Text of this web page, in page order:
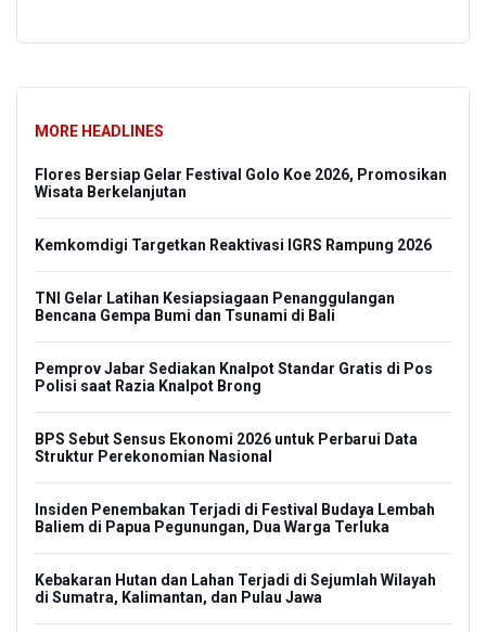
MORE HEADLINES
Flores Bersiap Gelar Festival Golo Koe 2026, Promosikan
Wisata Berkelanjutan
Kemkomdigi Targetkan Reaktivasi IGRS Rampung 2026
TNI Gelar Latihan Kesiapsiagaan Penanggulangan
Bencana Gempa Bumi dan Tsunami di Bali
Pemprov Jabar Sediakan Knalpot Standar Gratis di Pos
Polisi saat Razia Knalpot Brong
BPS Sebut Sensus Ekonomi 2026 untuk Perbarui Data
Struktur Perekonomian Nasional
Insiden Penembakan Terjadi di Festival Budaya Lembah
Baliem di Papua Pegunungan, Dua Warga Terluka
Kebakaran Hutan dan Lahan Terjadi di Sejumlah Wilayah
di Sumatra, Kalimantan, dan Pulau Jawa